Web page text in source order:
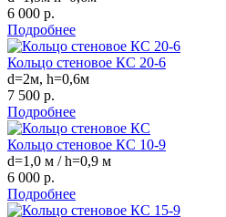
6 000 р.
Подробнее
Кольцо стеновое КС 20-6
d=2м, h=0,6м
7 500 р.
Подробнее
Кольцо стеновое КС 10-9
d=1,0 м / h=0,9 м
6 000 р.
Подробнее